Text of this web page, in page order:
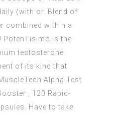
(with or. Blend of
combined within a
PotenTisimo is the
testosterone
of its kind that
Alpha Test
, 120 Rapid-
Have to take